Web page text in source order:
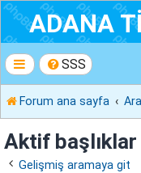
ADANA
SSS
Forum ana sayfa Ara
Aktif başlıklar
Gelişmiş aramaya git